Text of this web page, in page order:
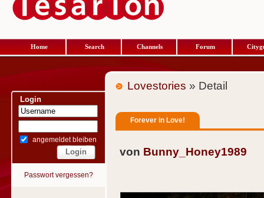
Home Search Channels Forum
Login
angemeldet bleiben
Passwort vergessen?
Lovestories » Detail
Forever in Love!
von Bunny_Honey1989